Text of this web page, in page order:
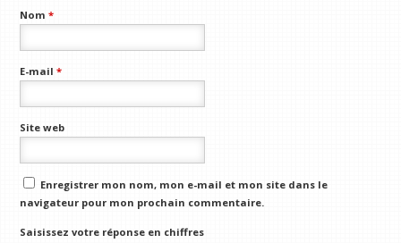
Nom*
E-mail*
Site web
Enregistrer mon nom, mon e-mail et mon site dans le
navigateur pour mon prochain commentaire.
Saisissez votre réponse en chiffres